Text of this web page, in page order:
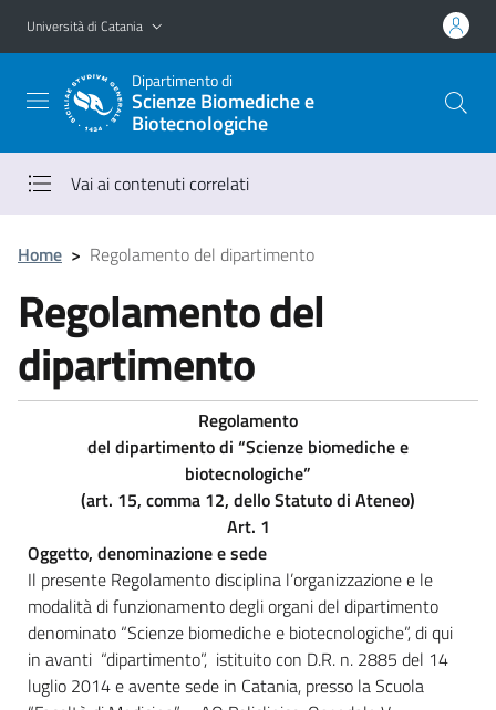
Vai al contenuto principale
Vai al menu di navigazione
Università di Catania
Dipartimento di
Scienze Biomediche e
Biotecnologiche
Vai ai contenuti correlati
Home > Regolamento del dipartimento
Regolamento del
dipartimento
Regolamento
del dipartimento di “Scienze biomediche e
biotecnologiche”
(art. 15, comma 12, dello Statuto di Ateneo)
Art. 1
Oggetto, denominazione e sede
Il presente Regolamento disciplina l’organizzazione e le
modalità di funzionamento degli organi del dipartimento
denominato “Scienze biomediche e biotecnologiche”, di qui
in avanti “dipartimento”, istituito con D.R. n. 2885 del 14
luglio 2014 e avente sede in Catania, presso la Scuola